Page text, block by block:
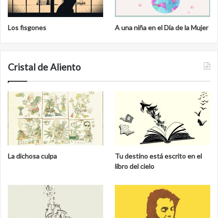
Los fisgones A una niña en el Día de la Mujer
Cristal de Aliento
La dichosa culpa
Tu destino está escrito en el
libro del cielo